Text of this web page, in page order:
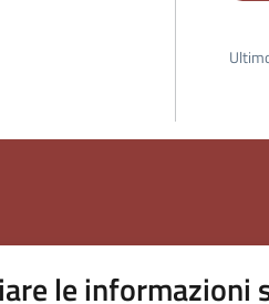
le informazioni